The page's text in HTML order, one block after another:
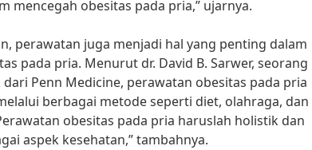
mencegah obesitas pada pria,” ujarnya.
perawatan juga menjadi hal yang penting dalam
pada pria. Menurut dr. David B. Sarwer, seorang
Penn Medicine, perawatan obesitas pada pria
berbagai metode seperti diet, olahraga, dan
obesitas pada pria haruslah holistik dan
aspek kesehatan,” tambahnya.